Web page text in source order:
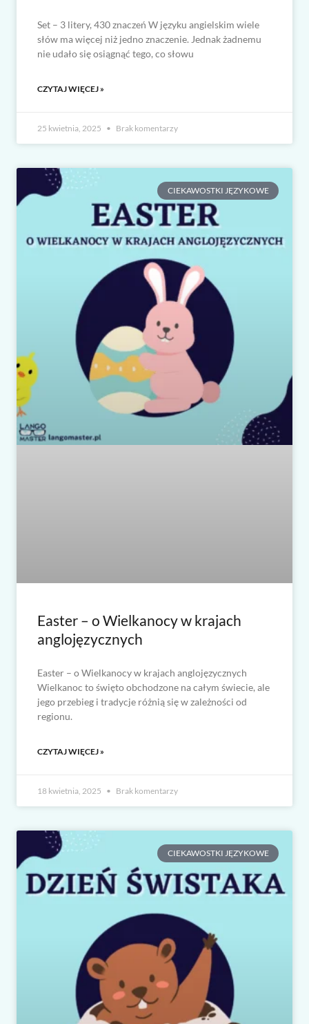
Set – 3 litery, 430 znaczeń W języku angielskim wiele
słów ma więcej niż jedno znaczenie. Jednak żadnemu
nie udało się osiągnąć tego, co słowu
CZYTAJ WIĘCEJ »
25 kwietnia, 2025 Brak komentarzy
CIEKAWOSTKI JĘZYKOWE
Easter – o Wielkanocy w krajach
anglojęzycznych
Easter – o Wielkanocy w krajach anglojęzycznych
Wielkanoc to święto obchodzone na całym świecie, ale
jego przebieg i tradycje różnią się w zależności od
regionu.
CZYTAJ WIĘCEJ »
18 kwietnia, 2025 Brak komentarzy
CIEKAWOSTKI JĘZYKOWE